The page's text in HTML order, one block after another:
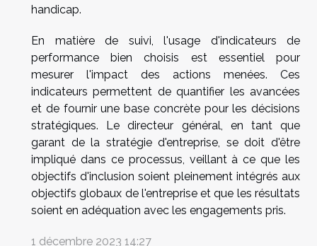
handicap.
En matière de suivi, l'usage d'indicateurs de
performance bien choisis est essentiel pour
mesurer l'impact des actions menées. Ces
indicateurs permettent de quantifier les avancées
et de fournir une base concrète pour les décisions
stratégiques. Le directeur général, en tant que
garant de la stratégie d'entreprise, se doit d'être
impliqué dans ce processus, veillant à ce que les
objectifs d'inclusion soient pleinement intégrés aux
objectifs globaux de l'entreprise et que les résultats
soient en adéquation avec les engagements pris.
1 décembre 2023 14:27